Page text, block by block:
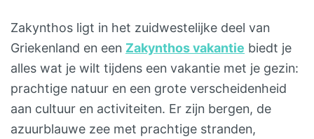
Zakynthos ligt in het zuidwestelijke deel van
Griekenland en een Zakynthos vakantie biedt je
alles wat je wilt tijdens een vakantie met je gezin:
prachtige natuur en een grote verscheidenheid
aan cultuur en activiteiten. Er zijn bergen, de
azuurblauwe zee met prachtige stranden,